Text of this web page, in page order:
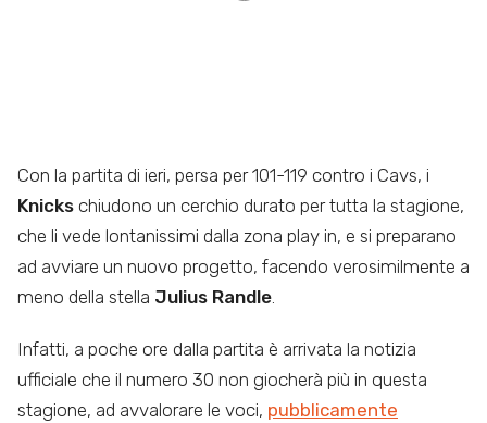
Con la partita di ieri, persa per 101-119 contro i Cavs, i
Knicks chiudono un cerchio durato per tutta la stagione,
che li vede lontanissimi dalla zona play in, e si preparano
ad avviare un nuovo progetto, facendo verosimilmente a
meno della stella Julius Randle
Infatti, a poche ore dalla partita è arrivata la notizia
ufficiale che il numero 30 non giocherà più in questa
stagione, ad avvalorare le voci, pubblicamente